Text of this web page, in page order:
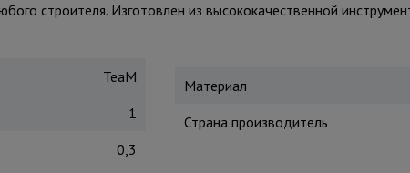
строителя. Изготовлен из высококачественной
TeaM
1
0,3
Материал
Страна производитель